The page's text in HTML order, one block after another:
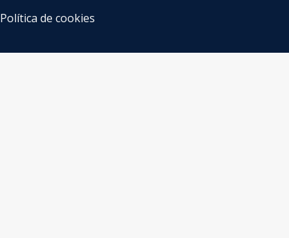
Política de cookies